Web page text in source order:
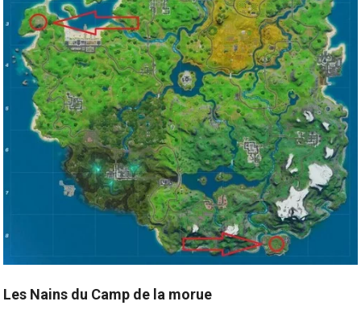
Les Nains du Camp de la morue